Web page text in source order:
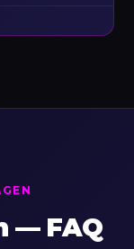
— FAQ